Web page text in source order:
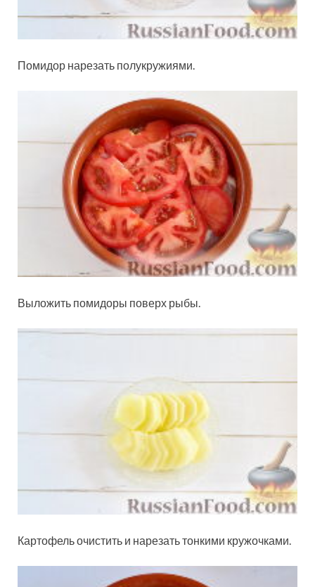
Помидор нарезать полукружиями.
Выложить помидоры поверх рыбы.
Картофель очистить и нарезать тонкими кружочками.